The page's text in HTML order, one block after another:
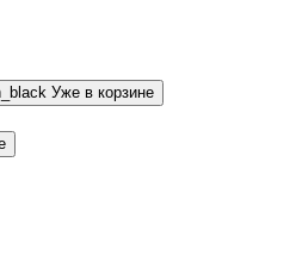
Уже в корзине